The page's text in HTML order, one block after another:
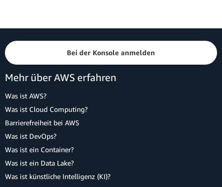
Bei der Konsole anmelden
Mehr über AWS erfahren
Was ist AWS?
Was ist Cloud Computing?
Barrierefreiheit bei AWS
Was ist DevOps?
Was ist ein Container?
Was ist ein Data Lake?
Was ist künstliche Intelligenz (KI)?